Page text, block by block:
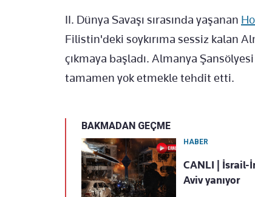
II. Dünya Savaşı sırasında yaşanan
Filistin'deki soykırıma sessiz kalan
çıkmaya başladı. Almanya
tamamen yok etmekle tehdit etti.
BAKMADAN GEÇME
HABER
CANLI | İsrail-
Aviv yanıyor